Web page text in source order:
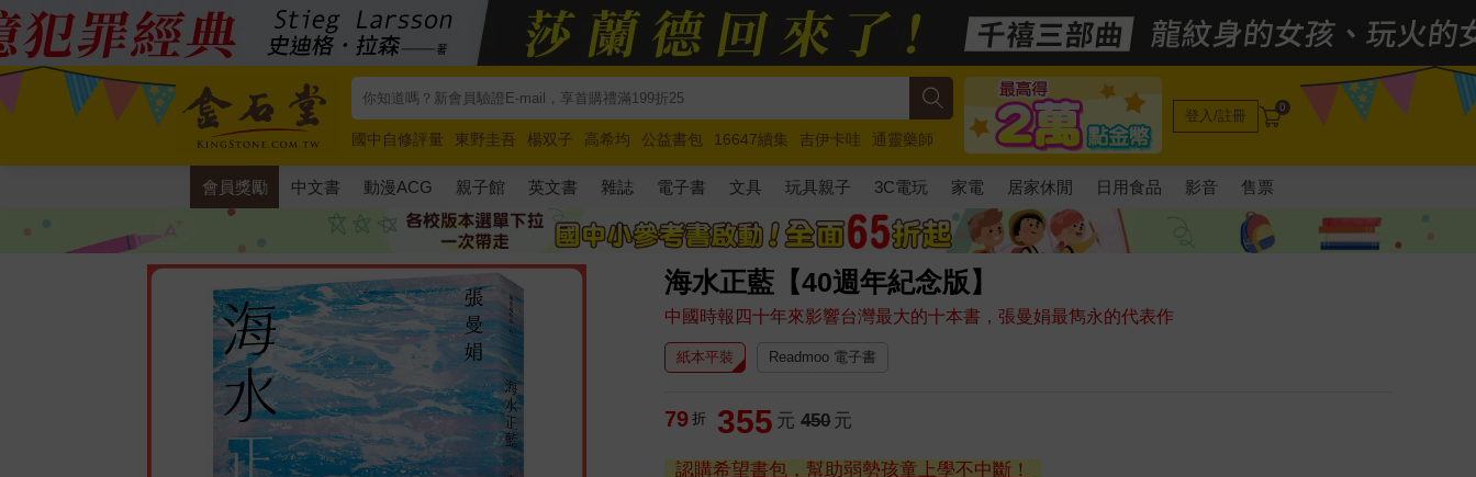
國中自修評量 東野圭吾 楊双子 高希均 公益書包 16647續集 吉伊卡哇
通靈藥師
唯紅花綻放
奧德賽 路邊攤新作 馬斯克 玩具總動員5 超慢跑
登入/註冊 0
會員獎勵 中文書 動漫ACG 親子館 英文書 雜誌 電子書 文具 玩具親子 3C電玩 家電 居家休閒 日用食品 影音 售票
海水正藍【40週年紀念版】
中國時報四十年來影響台灣最大的十本書，張曼娟最雋永的代表作
紙本平裝 Readmoo 電子書
79 折 355 元 450 元
認購希望書包，幫助弱勢孩童上學不中斷！